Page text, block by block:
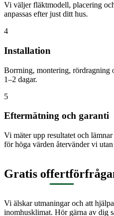
Vi väljer fläktmodell, placering
anpassas efter just ditt hus.
4
Installation
Borrning, montering, rördragning
1–2 dagar.
5
Eftermätning och garanti
Vi mäter upp resultatet och
för höga värden återvänder vi
Gratis
Vi älskar utmaningar och att
inomhusklimat. Hör gärna av dig